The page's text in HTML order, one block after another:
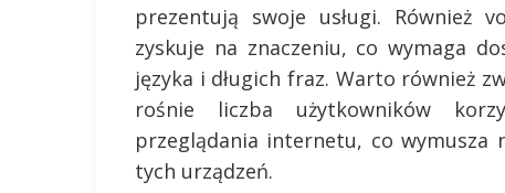
prezentują swoje usługi. Również
zyskuje na znaczeniu, co wymaga
języka i długich fraz. Warto również
rośnie liczba użytkowników
przeglądania internetu, co
tych urządzeń.